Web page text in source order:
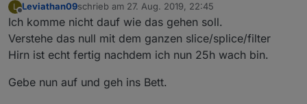
L
Offline
Leviathan09schrieb am 27. Aug. 2019, 22:45
zuletzt editiert von
Ich komme nicht dauf wie das gehen soll.
Verstehe das null mit dem ganzen slice/splice/filter
Hirn ist echt fertig nachdem ich nun 25h wach bin.
Gebe nun auf und geh ins Bett.